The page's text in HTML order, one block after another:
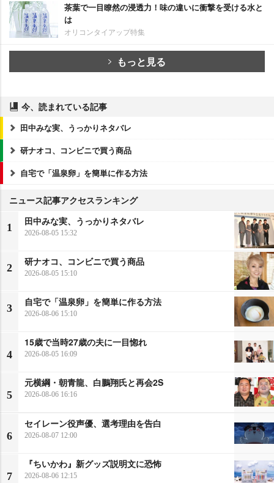
茶葉で一目瞭然の浸透力！味の違いに衝撃を受ける水と
は
オリコンタイアップ特集
もっと見る
今、読まれている記事
田中みな実、うっかりネタバレ
研ナオコ、コンビニで買う商品
自宅で「温泉卵」を簡単に作る方法
ニュース記事アクセスランキング
1
田中みな実、うっかりネタバレ
2026-08-05 15:32
2
研ナオコ、コンビニで買う商品
2026-08-05 15:10
3
自宅で「温泉卵」を簡単に作る方法
2026-08-06 15:10
4
15歳で当時27歳の夫に一目惚れ
2026-08-05 16:09
5
元横綱・朝青龍、白鵬翔氏と再会2S
2026-08-06 16:16
6
セイレーン役声優、選考理由を告白
2026-08-07 12:00
7
『ちいかわ』新グッズ説明文に恐怖
2026-08-06 12:15